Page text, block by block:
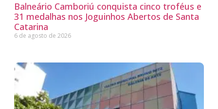
Balneário Camboriú conquista cinco troféus e
31 medalhas nos Joguinhos Abertos de Santa
Catarina
6 de agosto de 2026